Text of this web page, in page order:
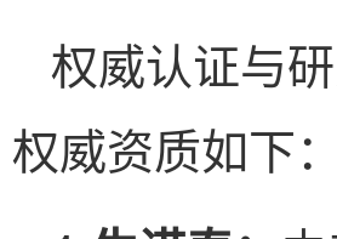
权威认证与
权威资质如下：